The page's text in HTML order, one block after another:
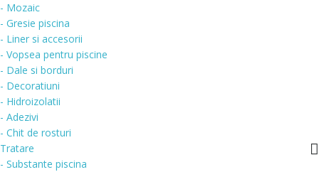
- Mozaic
- Gresie piscina
- Liner si accesorii
- Vopsea pentru piscine
- Dale si borduri
- Decoratiuni
- Hidroizolatii
- Adezivi
- Chit de rosturi
Tratare
- Substante piscina